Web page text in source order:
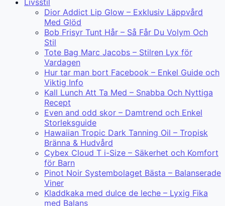
Livsstil
Dior Addict Lip Glow – Exklusiv Läppvård
Med Glöd
Bob Frisyr Tunt Hår – Så Får Du Volym Och
Stil
Tote Bag Marc Jacobs – Stilren Lyx för
Vardagen
Hur tar man bort Facebook – Enkel Guide och
Viktig Info
Kall Lunch Att Ta Med – Snabba Och Nyttiga
Recept
Even and odd skor – Damtrend och Enkel
Storleksguide
Hawaiian Tropic Dark Tanning Oil – Tropisk
Bränna & Hudvård
Cybex Cloud T i-Size – Säkerhet och Komfort
för Barn
Pinot Noir Systembolaget Bästa – Balanserade
Viner
Kladdkaka med dulce de leche – Lyxig Fika
med Balans